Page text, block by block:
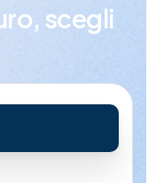
scegli